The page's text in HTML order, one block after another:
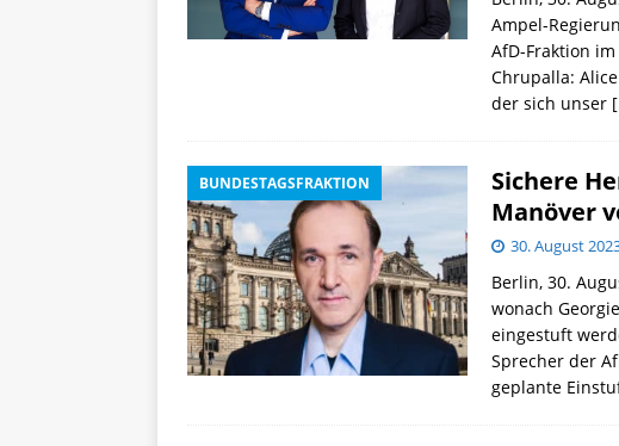
Ampel-
AfD-Fraktion
Chrupalla:
der sich unser
BUNDESTAGSFRAKTION
Sichere
Manöver
30. August
Berlin, 30.
wonach
eingestuft
Sprecher der
geplante